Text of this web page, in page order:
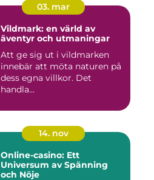
03. mar
Vildmark: en värld av
äventyr och utmaningar
Att ge sig ut i vildmarken
innebär att möta naturen på
dess egna villkor. Det
handla...
14. nov
Online-casino: Ett
Universum av Spänning
och Nöje